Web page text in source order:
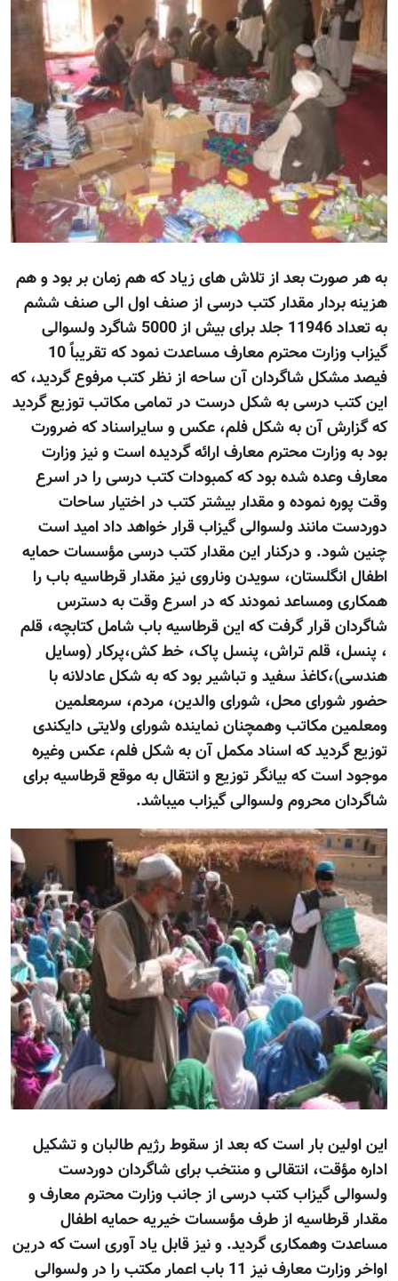
به هر صورت بعد از تلاش های زیاد که هم زمان بر بود و هم
هزینه بردار مقدار کتب درسی از صنف اول الی صنف ششم
به تعداد 11946 جلد برای بیش از 5000 شاگرد ولسوالی
گیزاب وزارت محترم معارف مساعدت نمود که تقریباً 10
فیصد مشکل شاگردان آن ساحه از نظر کتب مرفوع گردید، که
این کتب درسی به شکل درست در تمامی مکاتب توزیع گردید
که گزارش آن به شکل فلم، عکس و سایراسناد که ضرورت
بود به وزارت محترم معارف ارائه گردیده است و نیز وزارت
معارف وعده شده بود که کمبودات کتب درسی را در اسرع
وقت پوره نموده و مقدار بیشتر کتب در اختیار ساحات
دوردست مانند ولسوالی گیزاب قرار خواهد داد امید است
چنین شود. و درکنار این مقدار کتب درسی مؤسسات حمایه
اطفال انگلستان، سویدن وناروی نیز مقدار قرطاسیه باب را
همکاری ومساعد نمودند که در اسرع وقت به دسترس
شاگردان قرار گرفت که این قرطاسیه باب شامل کتابچه، قلم
، پنسل، قلم تراش، پنسل پاک، خط کش،پرکار (وسایل
هندسی)،کاغذ سفید و تباشیر بود که به شکل عادلانه با
حضور شورای محل، شورای والدین، مردم، سرمعلمین
ومعلمین مکاتب وهمچنان نماینده شورای ولایتی دایکندی
توزیع گردید که اسناد مکمل آن به شکل فلم، عکس وغیره
موجود است که بیانگر توزیع و انتقال به موقع قرطاسیه برای
شاگردان محروم ولسوالی گیزاب میباشد.
این اولین بار است که بعد از سقوط رژیم طالبان و تشکیل
اداره مؤقت، انتقالی و منتخب برای شاگردان دوردست
ولسوالی گیزاب کتب درسی از جانب وزارت محترم معارف و
مقدار قرطاسیه از طرف مؤسسات خیریه حمایه اطفال
مساعدت وهمکاری گردید. و نیز قابل یاد آوری است که درین
اواخر وزارت معارف نیز 11 باب اعمار مکتب را در ولسوالی